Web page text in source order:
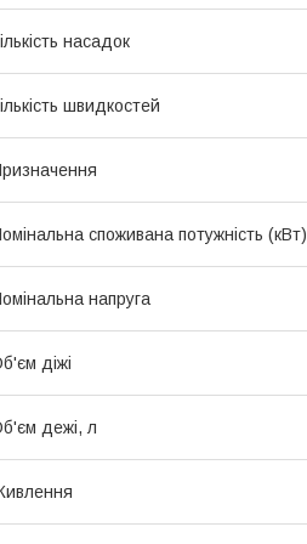
насадок
швидкостей
споживана потужність (кВт)
напруга
діжі
дежі, л